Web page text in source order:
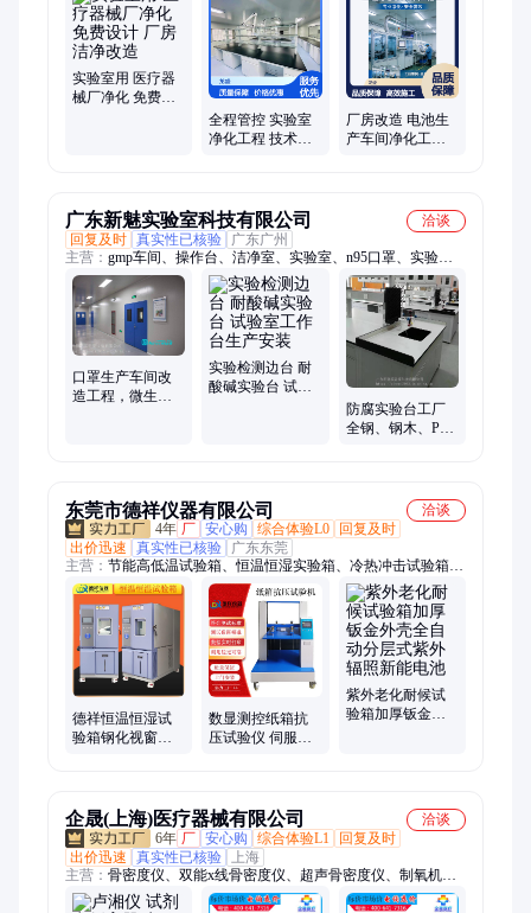
车间、液晶显示器净化车间、背光源净化车间、线路板净化车
间、化妆品净化车间、药厂净化车间、面条加工厂净化车间、灌
装食品净化车间、包子馒头净化车间、湖南无尘净化车间、净化
工程、净化车间、净化、无尘车间、洁净厂房、无尘净化车间工
程、电池厂净化车间
实验室用 医疗器
械厂净化 免费设
全程管控 实验室
净化工程 技术专
厂房改造 电池生
产车间净化工程
广东新魅实验室科技有限公司
洽谈
回复及时 真实性已核验
广东广州
主营： gmp车间、操作台、洁净室、实验室、n95口罩、实验
台、洁净棚、通风柜、洁净厂房、无菌车间、新魅实验、医用口
罩、净化车间、通风橱柜、净化门窗、无尘车间、洁净系统、仪
器耗材、办证车间、口罩车间、净化系统、车间改造、洁净车
间、净化装修、车间装修
口罩生产车间改
造工程，微生物
实验检测边台 耐
酸碱实验台 试验
防腐实验台工厂
全钢、钢木、PP
东莞市德祥仪器有限公司
洽谈
4年 厂 安心购 综合体验L0
回复及时
出价迅速
真实性已核验
广东东莞
主营： 节能高低温试验箱、恒温恒湿实验箱、冷热冲击试验箱、
高温高湿试验箱、氙灯耐气候试验箱、耐黄老化试验箱、紫外加
速老化试验箱、三综合试验箱、步入式恒温恒湿试验箱、高低温
试验箱、快速温变试验箱、双85试验箱、低温试验箱、步入式高
低温湿热室、hast试验箱、pct老化试验箱、高温试验箱、高压加
速老化试验箱、低气压试验箱、高低温低气压试验箱、恒温恒湿
试验箱、淋雨试验箱、沙尘试验箱、高低温防爆试验箱
德祥恒温恒湿试
验箱钢化视窗一
数显测控纸箱抗
压试验仪 伺服系
紫外老化耐候试
验箱加厚钣金外
企晟(上海)医疗器械有限公司
洽谈
6年 厂 安心购 综合体验L1
回复及时
出价迅速
真实性已核验
上海
主营： 骨密度仪、双能x线骨密度仪、超声骨密度仪、制氧机、
AED除颤仪、麻醉机、电子血压计、微波治疗仪、心电监护仪、